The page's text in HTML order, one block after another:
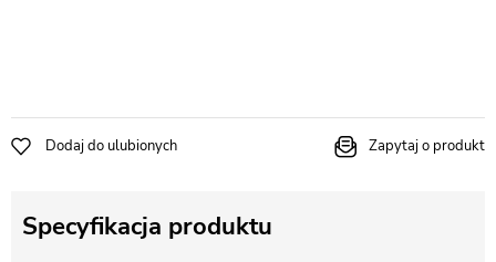
Dodaj do ulubionych Zapytaj o produkt
Specyfikacja produktu